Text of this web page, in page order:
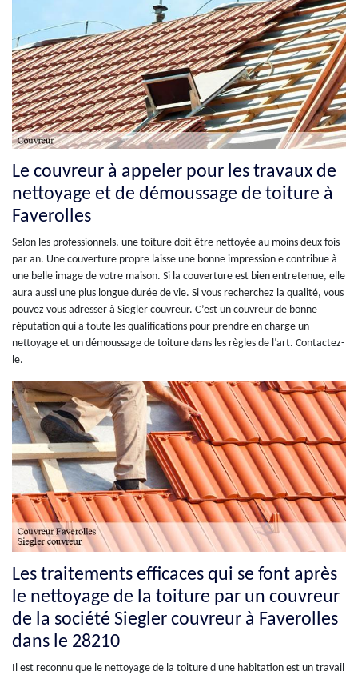
Le couvreur à appeler pour les travaux de
nettoyage et de démoussage de toiture à
Faverolles
Selon les professionnels, une toiture doit être nettoyée au moins deux fois
par an. Une couverture propre laisse une bonne impression e contribue à
une belle image de votre maison. Si la couverture est bien entretenue, elle
aura aussi une plus longue durée de vie. Si vous recherchez la qualité, vous
pouvez vous adresser à Siegler couvreur. C’est un couvreur de bonne
réputation qui a toute les qualifications pour prendre en charge un
nettoyage et un démoussage de toiture dans les règles de l’art. Contactez-
le.
Les traitements efficaces qui se font après
le nettoyage de la toiture par un couvreur
de la société Siegler couvreur à Faverolles
dans le 28210
Il est reconnu que le nettoyage de la toiture d'une habitation est un travail